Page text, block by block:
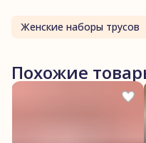
Женские наборы трусов
Похожие